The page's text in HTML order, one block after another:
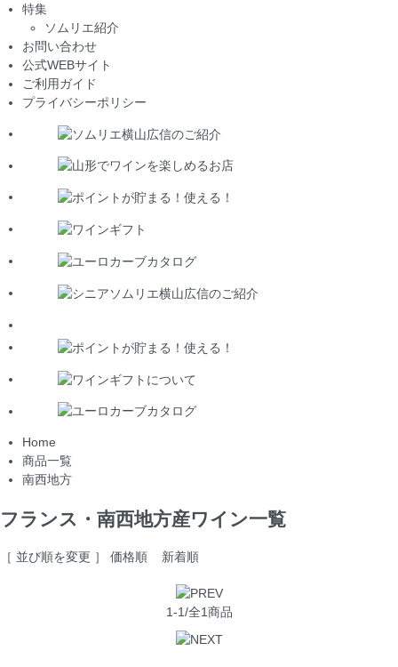
特集
ソムリエ紹介
お問い合わせ
公式WEBサイト
ご利用ガイド
プライバシーポリシー
Home
商品一覧
南西地方
フランス・南西地方産ワイン一覧
［ 並び順を変更 ］ 価格順 新着順
1-1/全1商品